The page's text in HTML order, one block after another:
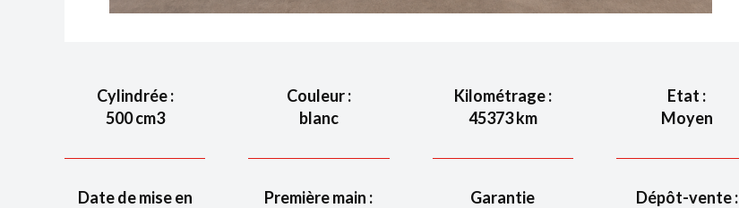
Cylindrée :
500cm3
Couleur :
blanc
Kilométrage :
45373km
Etat :
Moyen
Date de mise en
Première main :
Garantie
Dépôt-vente :